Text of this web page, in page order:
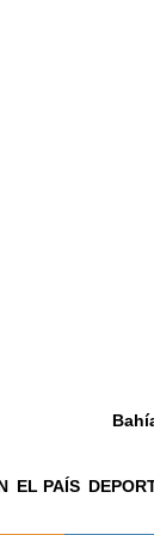
EL PAÍS